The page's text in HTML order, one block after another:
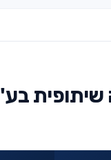
שיתופית